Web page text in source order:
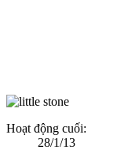
Hoạt động cuối:
28/1/13